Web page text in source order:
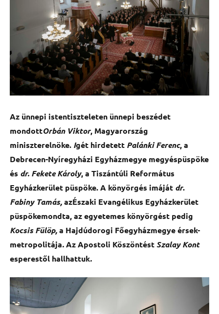
Az ünnepi istentiszteleten ünnepi beszédet
mondottOrbán Viktor, Magyarország
miniszterelnöke. Igét hirdetett Palánki Ferenc, a
Debrecen-Nyíregyházi Egyházmegye megyéspüspöke
és dr. Fekete Károly, a Tiszántúli Református
Egyházkerület püspöke. A könyörgés imáját dr.
Fabiny Tamás,azÉszaki Evangélikus Egyházkerület
püspökemondta, az egyetemes könyörgést pedig
Kocsis Fülöp,a Hajdúdorogi Főegyházmegye érsek-
metropolitája.Az Apostoli KöszöntéstSzalay Kont
esperestől hallhattuk.